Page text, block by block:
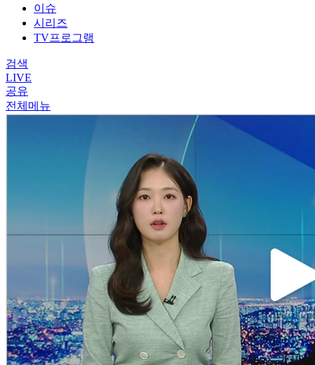
이슈
시리즈
TV프로그램
검색
LIVE
공유
전체메뉴